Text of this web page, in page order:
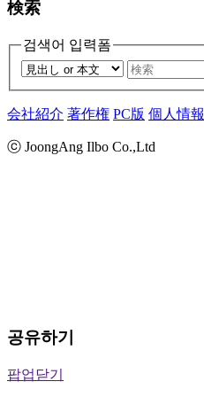
検索
검색어 입력폼
会社紹介 著作権 PC版 個人情報
ⓒ JoongAng Ilbo Co.,Ltd
공유하기
팝업닫기